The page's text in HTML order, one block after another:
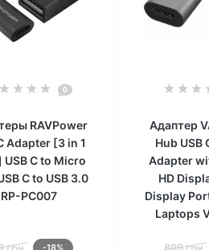
0
RAVPower
Adapter [3 in 1
USB C to Micro
C to USB 3.0
RP-PC007
-18%
Адаптер
Hub USB
Adapter
HD
Display
Laptops